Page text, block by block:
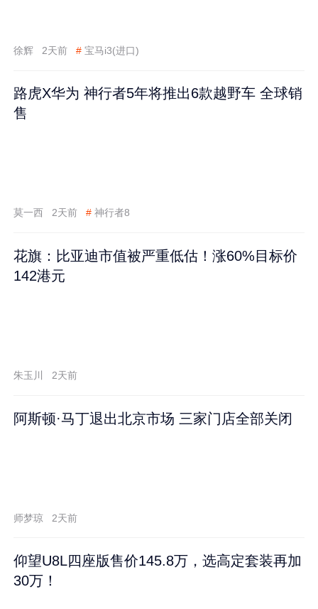
徐辉 2天前 # 宝马i3(进口)
路虎X华为 神行者5年将推出6款越野车 全球销
售
莫一西 2天前 # 神行者8
花旗：比亚迪市值被严重低估！涨60%目标价
142港元
朱玉川 2天前
阿斯顿·马丁退出北京市场 三家门店全部关闭
师梦琼 2天前
仰望U8L四座版售价145.8万，选高定套装再加
30万！